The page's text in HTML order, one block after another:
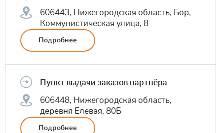
606443, Нижегородская область, Бор,
Коммунистическая улица, 8
Подробнее
Пункт выдачи заказов партнёра
606448, Нижегородская область,
деревня Елевая, 80Б
Подробнее